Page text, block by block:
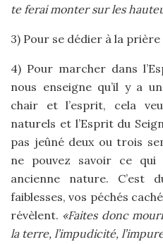
te ferai monter sur les
3) Pour se dédier à la prière
4) Pour marcher dans
nous enseigne qu’il y a
chair et l’esprit, cela
naturels et l’Esprit du
pas jeûné deux ou trois
ne pouvez savoir ce
ancienne nature. C’est
faiblesses, vos péchés
révèlent. «Faites donc
la terre, l’impudicité,